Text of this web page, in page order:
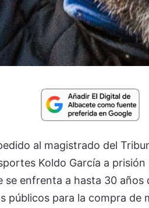
al magistrado del
Koldo García a
se enfrenta a hasta 30
públicos para la compra de